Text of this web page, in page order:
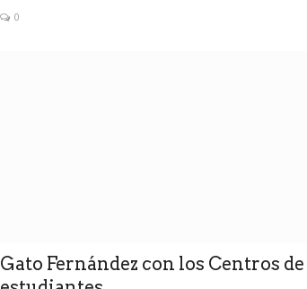
0
Gato Fernández con los Centros de